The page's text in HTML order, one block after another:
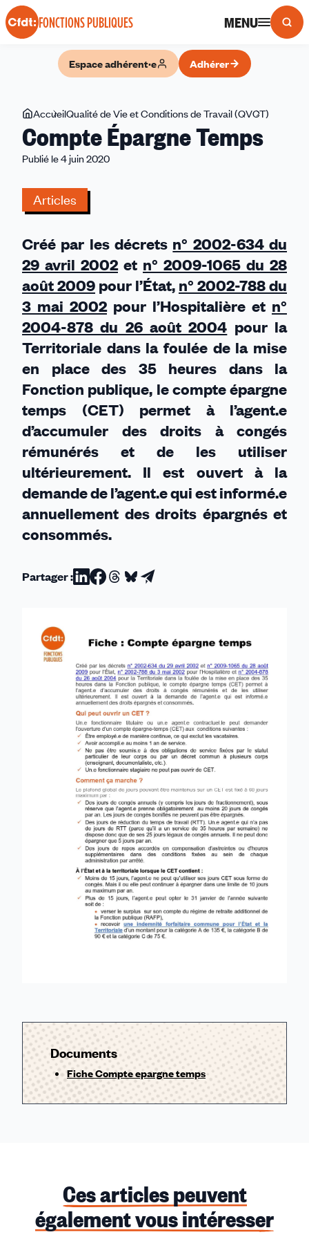
Panneau de gestion des cookies
FONCTIONS PUBLIQUES MENU
Espace adhérent·e Adhérer
Vous
êtes
ici
AccueilQualité de Vie et Conditions de Travail (QVCT)
Compte Épargne Temps
Publié le 4 juin 2020
Articles
Créé par les décrets n° 2002-634 du
29 avril 2002et n° 2009-1065 du 28
août 2009 pour l’État, n° 2002-788 du
3 mai 2002pour l’Hospitalière et n°
2004-878 du 26 août 2004 pour la
Territoriale dans la foulée de la mise
en place des 35 heures dans la
Fonction publique, le compte épargne
temps (CET) permet à l’agent.e
d’accumuler des droits à congés
rémunérés et de les utiliser
ultérieurement. Il est ouvert à la
demande de l’agent.e qui est informé.e
annuellement des droits épargnés et
consommés.
Partager :Partager
Partager
Partager
Partager
Partager
Documents
Fiche Compte epargne temps
Ces articles peuvent
également vous intéresser